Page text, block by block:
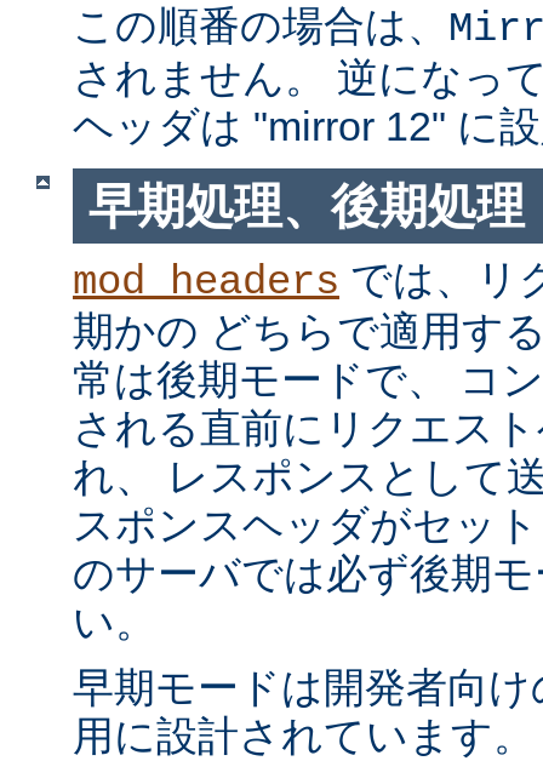
この順番の場合は、
されません。 逆になっ
ヘッダは "mirror 12" に
早期処理、後期処理
mod_headers では、リ
期かの どちらで適用す
常は後期モードで、 コ
される直前にリクエス
れ、 レスポンスとして
スポンスヘッダがセッ
のサーバでは必ず後期
い。
早期モードは開発者向
用に設計されています